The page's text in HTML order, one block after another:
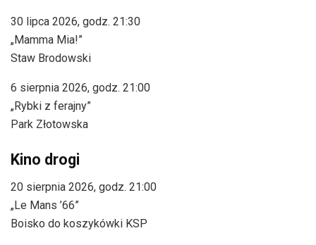
30 lipca 2026, godz. 21:30
„Mamma Mia!”
Staw Brodowski
6 sierpnia 2026, godz. 21:00
„Rybki z ferajny”
Park Złotowska
Kino drogi
20 sierpnia 2026, godz. 21:00
„Le Mans ’66”
Boisko do koszykówki KSP